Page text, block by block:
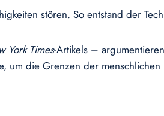
stören. So entstand der
York Times-Artikels –
um die Grenzen der